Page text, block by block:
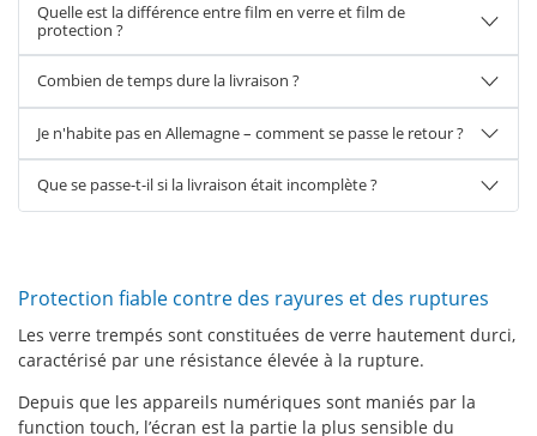
Quelle est la différence entre film en verre et film de
protection ?
Combien de temps dure la livraison ?
Je n'habite pas en Allemagne – comment se passe le retour ?
Que se passe-t-il si la livraison était incomplète ?
Protection fiable contre des rayures et des ruptures
Les verre trempés sont constituées de verre hautement durci,
caractérisé par une résistance élevée à la rupture.
Depuis que les appareils numériques sont maniés par la
function touch, l’écran est la partie la plus sensible du